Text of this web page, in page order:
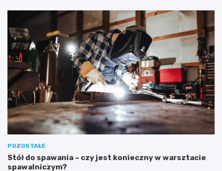
POZOSTAŁE
Stół do spawania – czy jest konieczny w warsztacie
spawalniczym?